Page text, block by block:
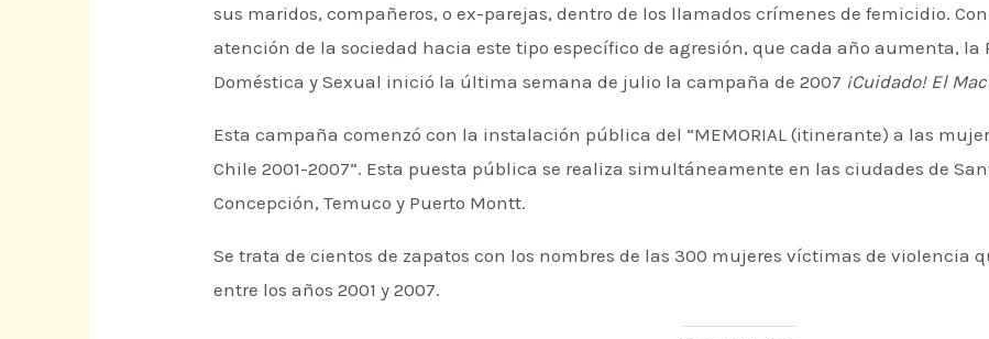
sus maridos, compañeros, o ex-parejas, dentro de los llamados crímenes de femicidio.
atención de la sociedad hacia este tipo específico de agresión, que cada año aumenta, la
Doméstica y Sexual inició la última semana de julio la campaña de 2007 ¡Cuidado! El
Esta campaña comenzó con la instalación pública del “MEMORIAL (itinerante) a las
Chile 2001-2007”. Esta puesta pública se realiza simultáneamente en las ciudades de
Concepción, Temuco y Puerto Montt.
Se trata de cientos de zapatos con los nombres de las 300 mujeres víctimas de violencia
entre los años 2001 y 2007.